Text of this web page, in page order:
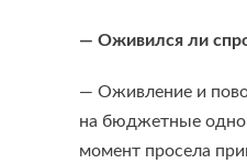
— Оживился ли
— Оживление и
на бюджетные
момент просела